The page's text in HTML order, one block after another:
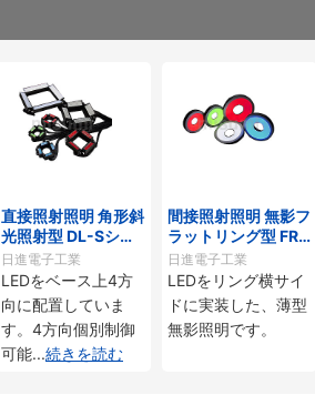
直接照射照明 角形斜
光照射型 DL-Sシリ
ーズ
日進電子工業
LEDをベース上4方
向に配置していま
す。4方向個別制御
可能...続きを読む
間接照射照明 無影フ
ラットリング型 FR
シリーズ
日進電子工業
LEDをリング横サイ
ドに実装した、薄型
無影照明です。